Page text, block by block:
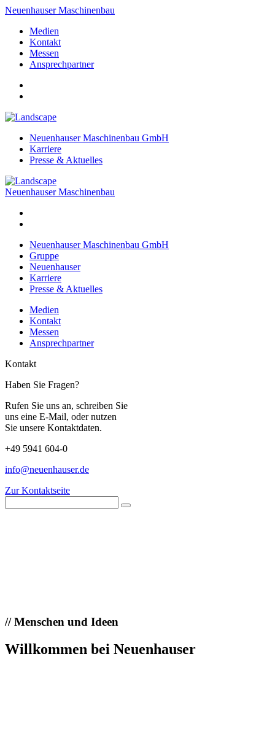
Neuenhauser Maschinenbau
Medien
Kontakt
Messen
Ansprechpartner
Neuenhauser Maschinenbau GmbH
Karriere
Presse & Aktuelles
Neuenhauser Maschinenbau
Neuenhauser Maschinenbau GmbH
Gruppe
Neuenhauser
Karriere
Presse & Aktuelles
Medien
Kontakt
Messen
Ansprechpartner
Kontakt
Haben Sie Fragen?
Rufen Sie uns an, schreiben Sie
uns eine E-Mail, oder nutzen
Sie unsere Kontaktdaten.
+49 5941 604-0
info@neuenhauser.de
Zur Kontaktseite
//Menschen und Ideen
Willkommen bei Neuenhauser